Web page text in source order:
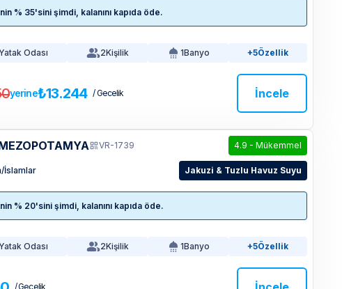
% 35'sini şimdi, kalanını kapıda öde.
Odası 2Kişilik 1Banyo +5Özellik
yerine₺13.244 / Gecelik İncele
VR-1739 4.9 - Mükemmel
İslamlar Jakuzi & Tuzlu Havuz Suyu
% 20'sini şimdi, kalanını kapıda öde.
Odası 2Kişilik 1Banyo +5Özellik
/ Gecelik